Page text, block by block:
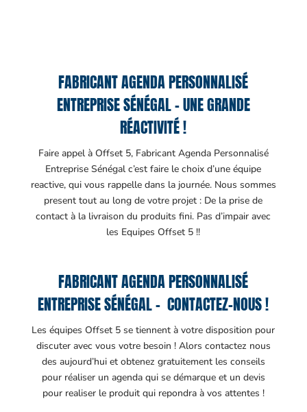
FABRICANT AGENDA PERSONNALISÉ
ENTREPRISE SÉNÉGAL – UNE GRANDE
RÉACTIVITÉ !
Faire appel à Offset 5, Fabricant Agenda Personnalisé
Entreprise Sénégal c’est faire le choix d’une équipe
reactive, qui vous rappelle dans la journée. Nous sommes
present tout au long de votre projet : De la prise de
contact à la livraison du produits fini. Pas d’impair avec
les Equipes Offset 5 !!
FABRICANT AGENDA PERSONNALISÉ
ENTREPRISE SÉNÉGAL – CONTACTEZ-NOUS !
Les équipes Offset 5 se tiennent à votre disposition pour
discuter avec vous votre besoin ! Alors contactez nous
des aujourd’hui et obtenez gratuitement les conseils
pour réaliser un agenda qui se démarque et un devis
pour realiser le produit qui repondra à vos attentes !